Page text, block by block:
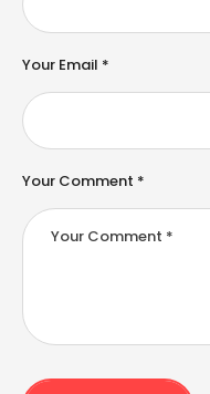
Your Comment *
Your Email *
ti
e